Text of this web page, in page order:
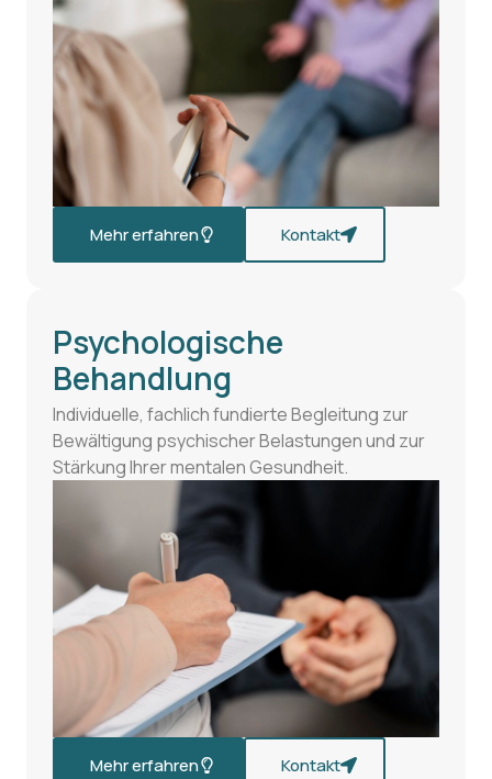
Mehr erfahren Kontakt
Psychologische
Behandlung
Individuelle, fachlich fundierte Begleitung zur
Bewältigung psychischer Belastungen und zur
Stärkung Ihrer mentalen Gesundheit.
Mehr erfahren Kontakt